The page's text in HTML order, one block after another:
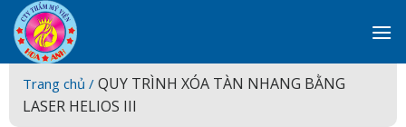
Skip
to
content
Trang chủ / QUY TRÌNH XÓA TÀN NHANG BẰNG
LASER HELIOS III